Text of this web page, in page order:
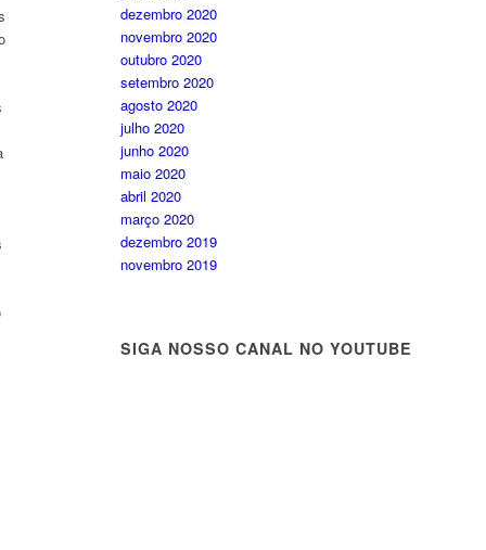
dezembro 2020
novembro 2020
outubro 2020
setembro 2020
agosto 2020
julho 2020
junho 2020
maio 2020
abril 2020
março 2020
dezembro 2019
novembro 2019
SIGA NOSSO CANAL NO YOUTUBE